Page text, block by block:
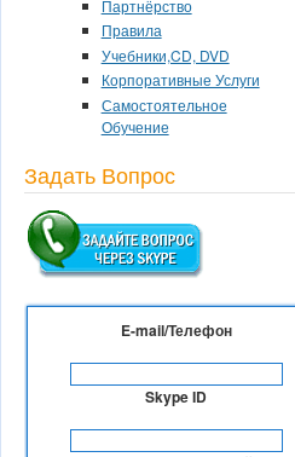
Партнёрство
Правила
Учебники,CD, DVD
Корпоративные Услуги
Самостоятельное
Обучение
Задать Вопрос
E-mail/Телефон
Skype ID